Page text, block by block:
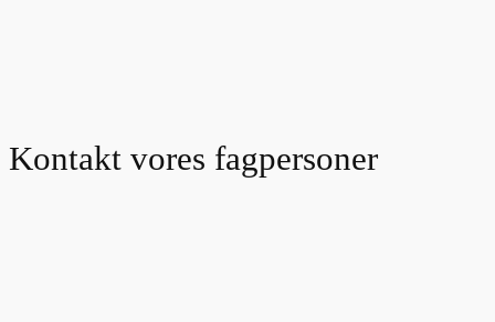
Kontakt vores fagpersoner